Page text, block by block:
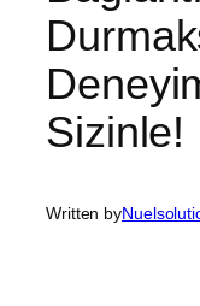
Sizinle!
Written by